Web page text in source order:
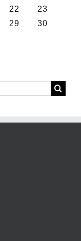
22
23
29
30